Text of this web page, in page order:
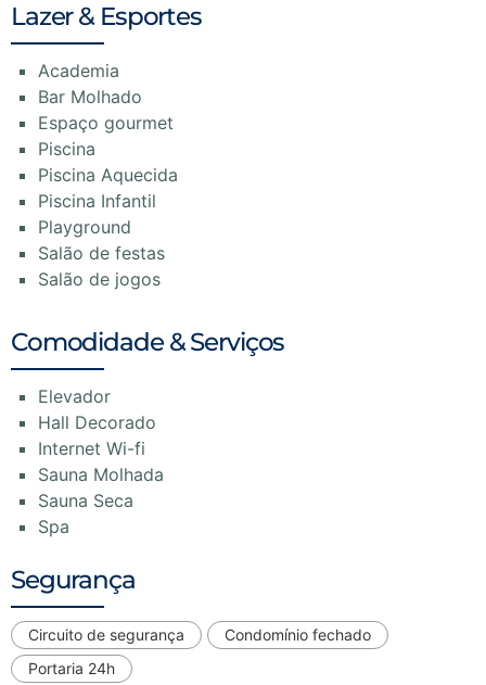
Lazer & Esportes
Academia
Bar Molhado
Espaço gourmet
Piscina
Piscina Aquecida
Piscina Infantil
Playground
Salão de festas
Salão de jogos
Comodidade & Serviços
Elevador
Hall Decorado
Internet Wi-fi
Sauna Molhada
Sauna Seca
Spa
Segurança
Circuito de segurança
Condomínio fechado
Portaria 24h